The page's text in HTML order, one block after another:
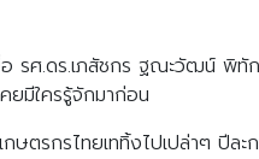
รศ.ดร.เภสัชกร ฐณะวัฒน์ พิทั
ยมีใครรู้จักมาก่อน
ษตรกรไทยเททิ้งไปเปล่าๆ ปี